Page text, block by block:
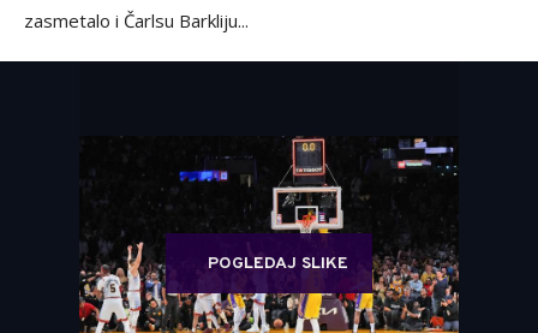
zasmetalo i Čarlsu Barkliju...
POGLEDAJ SLIKE